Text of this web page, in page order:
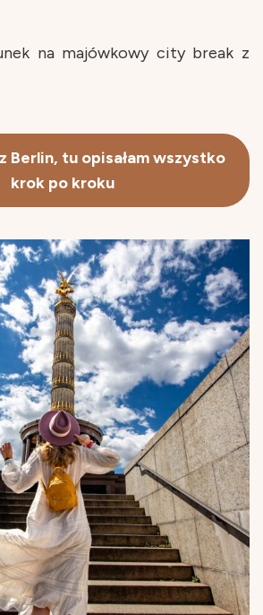
na majówkowy city break z
Berlin, tu opisałam wszystko
krok po kroku